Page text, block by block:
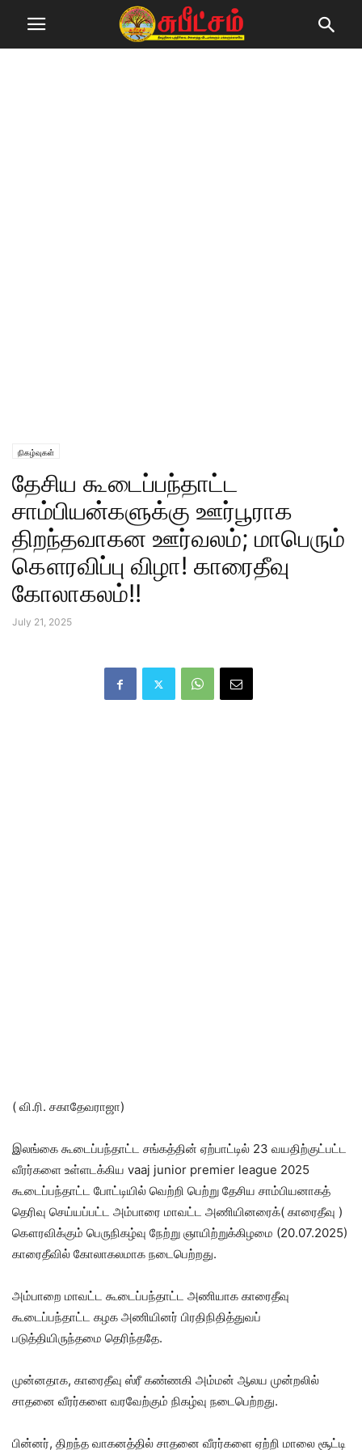
நிகழ்வுகள்
தேசிய கூடைப்பந்தாட்ட
சாம்பியன்களுக்கு ஊர்பூராக
திறந்தவாகன ஊர்வலம்; மாபெரும்
கௌரவிப்பு விழா! காரைதீவு
கோலாகலம்!!
July 21, 2025
( வி.ரி. சகாதேவராஜா)
இலங்கை கூடைப்பந்தாட்ட சங்கத்தின் ஏற்பாட்டில் 23 வயதிற்குட்பட்ட
வீரர்களை உள்ளடக்கிய vaaj junior premier league 2025
கூடைப்பந்தாட்ட போட்டியில் வெற்றி பெற்று தேசிய சாம்பியனாகத்
தெரிவு செய்யப்பட்ட அம்பாரை மாவட்ட அணியினரைக்( காரைதீவு )
கௌரவிக்கும் பெருநிகழ்வு நேற்று ஞாயிற்றுக்கிழமை (20.07.2025)
காரைதீவில் கோலாகலமாக நடைபெற்றது.
அம்பாறை மாவட்ட கூடைப்பந்தாட்ட அணியாக காரைதீவு
கூடைப்பந்தாட்ட கழக அணியினர் பிரதிநிதித்துவப்
படுத்தியிருந்தமை தெரிந்ததே.
முன்னதாக, காரைதீவு ஸ்ரீ கண்ணகி அம்மன் ஆலய முன்றலில்
சாதனை வீரர்களை வரவேற்கும் நிகழ்வு நடைபெற்றது.
பின்னர், திறந்த வாகனத்தில் சாதனை வீரர்களை ஏற்றி மாலை சூட்டி